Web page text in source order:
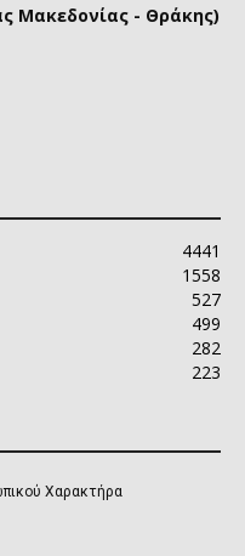
Μακεδονίας - Θράκης)
4441
1558
527
499
282
223
Χαρακτήρα